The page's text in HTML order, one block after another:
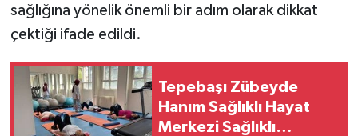
sağlığına yönelik önemli bir adım olarak dikkat
çektiği ifade edildi.
Tepebaşı Zübeyde
Hanım Sağlıklı Hayat
Merkezi Sağlıklı